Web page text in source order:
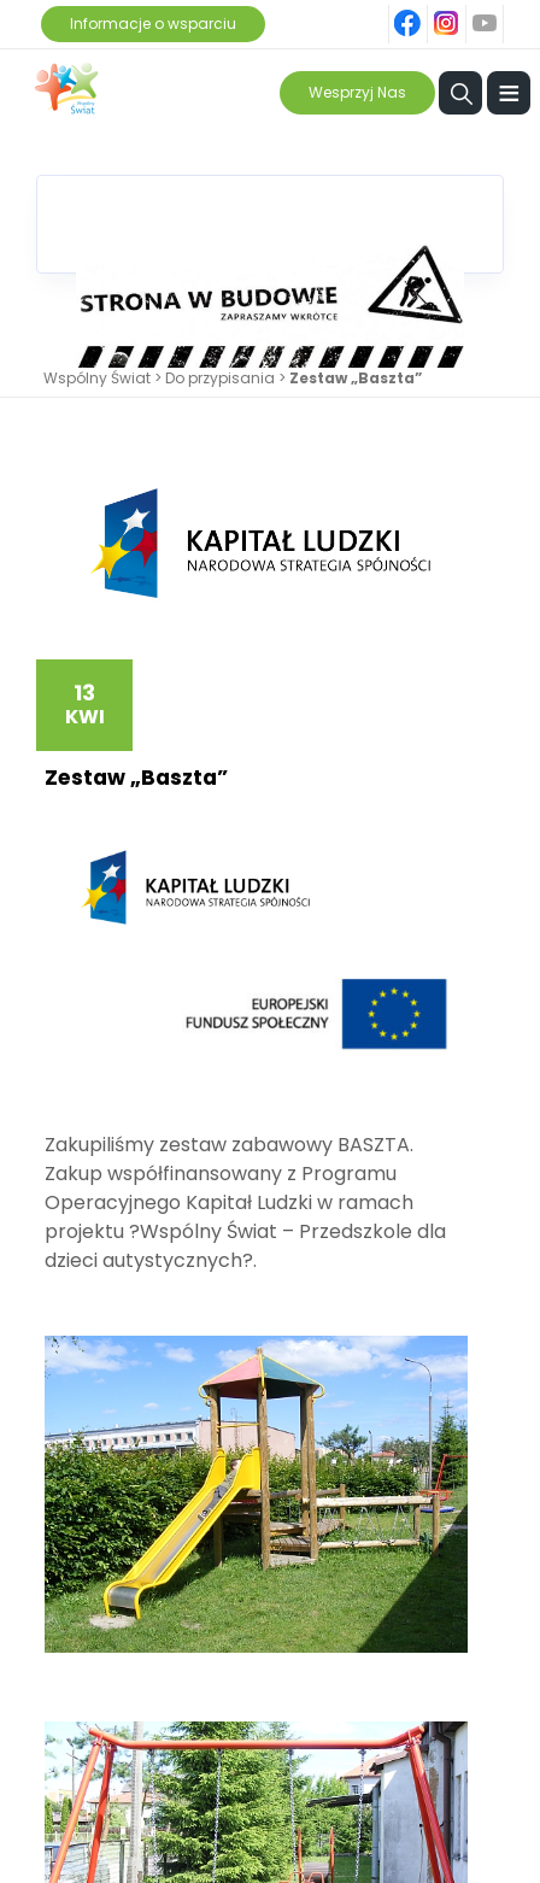
Informacje o wsparciu
ins
Wesprzyj Nas ≡
Wspólny Świat > Do przypisania > Zestaw „Baszta”
13
KWI
Zestaw „Baszta”
Zakupiliśmy zestaw zabawowy BASZTA.
Zakup współfinansowany z Programu
Operacyjnego Kapitał Ludzki w ramach
projektu ?Wspólny Świat – Przedszkole dla
dzieci autystycznych?.